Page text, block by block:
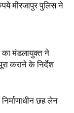
मीरजापुर पुलिस ने
का मंडलायुक्त ने
कराने के निर्देश
छह लेन